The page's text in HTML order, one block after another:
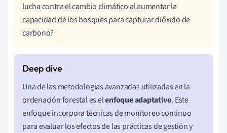
lucha contra el cambio climático al aumentar la
capacidad de los bosques para capturar dióxido de
carbono?
Una de las metodologías avanzadas utilizadas en la
ordenación forestal es elenfoque adaptativo. Este
enfoque incorpora técnicas de monitoreo continuo
para evaluar los efectos de las prácticas de gestión y